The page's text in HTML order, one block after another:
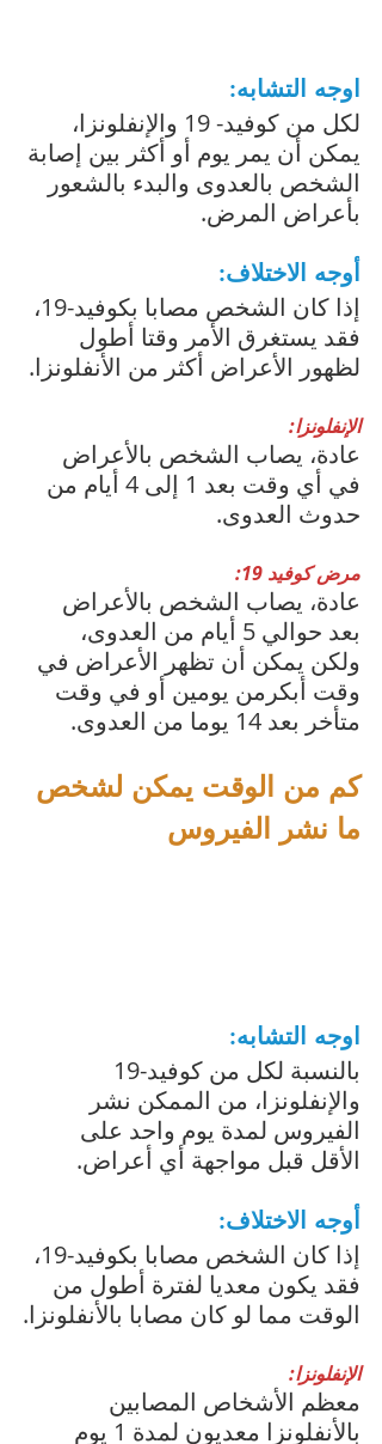
اوجه التشابه:
لكل من كوفيد- 19 والإنفلونزا،
يمكن أن يمر يوم أو أكثر بين إصابة
الشخص بالعدوى والبدء بالشعور
بأعراض المرض.
أوجه الاختلاف:
إذا كان الشخص مصابا بكوفيد-19،
فقد يستغرق الأمر وقتا أطول
لظهور الأعراض أكثر من الأنفلونزا.
الإنفلونزا:
عادة، يصاب الشخص بالأعراض
في أي وقت بعد 1 إلى 4 أيام من
حدوث العدوى.
مرض كوفيد 19:
عادة، يصاب الشخص بالأعراض
بعد حوالي 5 أيام من العدوى،
ولكن يمكن أن تظهر الأعراض في
وقت أبكرمن يومين أو في وقت
متأخر بعد 14 يوما من العدوى.
كم من الوقت يمكن لشخص
ما نشر الفيروس
اوجه التشابه:
والإنفلونزا، من الممكن نشر
الفيروس لمدة يوم واحد على
الأقل قبل مواجهة أي أعراض.
أوجه الاختلاف:
إذا كان الشخص مصابا بكوفيد-19،
فقد يكون معديا لفترة أطول من
الوقت مما لو كان مصابا بالأنفلونزا.
الإنفلونزا:
معظم الأشخاص المصابين
بالأنفلونزا معديون لمدة 1 يوم